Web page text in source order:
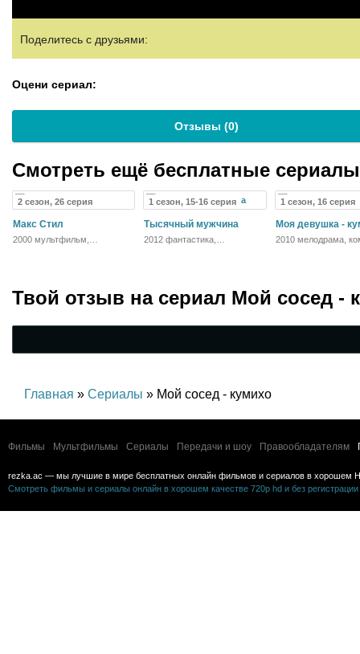
Поделитесь с друзьями:
Оцени сериал:
Отзывы (0)
Смотреть ещё бесплатные
2 сезон, 26 серия
Макс Стил
2000 мультфильм,
1 сезон, 15-16 серия
Тысячный мужчина
2012 фантастика,
1 сезон, 16 серия
Моя девушка -
2010 мелодрама,
Твой отзыв на сериал Мой сосед -
Главная » Сериалы » Мой сосед - кумихо
Фильмы Мультфильмы Сериалы Передачи и шоу Правообладателям
rezka.ac — мы лучшие в мире бесплатных онлайн фильмов и сериалов в хорошем
Смотреть фильмы и сериалы онлайн в хорошем качестве 720p hd и без